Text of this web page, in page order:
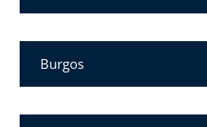
Burgos